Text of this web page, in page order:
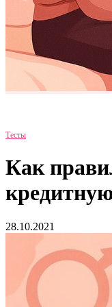
Тесты
Как
28.10.2021